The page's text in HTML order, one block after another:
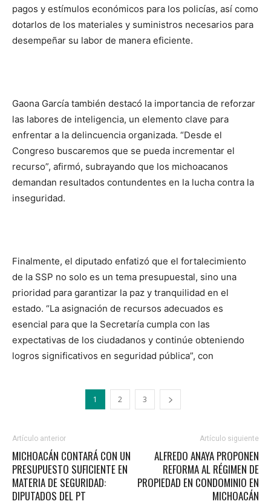
pagos y estímulos económicos para los policías, así como
dotarlos de los materiales y suministros necesarios para
desempeñar su labor de manera eficiente.
Gaona García también destacó la importancia de reforzar
las labores de inteligencia, un elemento clave para
enfrentar a la delincuencia organizada. “Desde el
Congreso buscaremos que se pueda incrementar el
recurso”, afirmó, subrayando que los michoacanos
demandan resultados contundentes en la lucha contra la
inseguridad.
Finalmente, el diputado enfatizó que el fortalecimiento
de la SSP no solo es un tema presupuestal, sino una
prioridad para garantizar la paz y tranquilidad en el
estado. “La asignación de recursos adecuados es
esencial para que la Secretaría cumpla con las
expectativas de los ciudadanos y continúe obteniendo
logros significativos en seguridad pública”, con
1 2 3
Artículo anterior
MICHOACÁN CONTARÁ CON UN
PRESUPUESTO SUFICIENTE EN
MATERIA DE SEGURIDAD:
DIPUTADOS DEL PT
Artículo siguiente
ALFREDO ANAYA PROPONEN
REFORMA AL RÉGIMEN DE
PROPIEDAD EN CONDOMINIO EN
MICHOACÁN